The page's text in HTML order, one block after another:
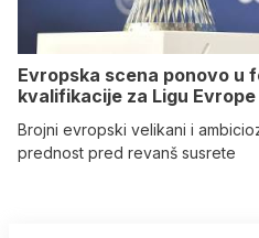
Evropska scena ponovo u
kvalifikacije za Ligu
Brojni evropski velikani i
prednost pred revanš susrete